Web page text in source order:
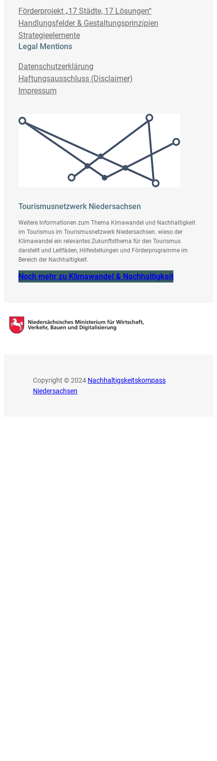
Förderprojekt „17 Städte, 17 Lösungen“
Handlungsfelder & Gestaltungsprinzipien
Strategieelemente
Legal Mentions
Datenschutzerklärung
Haftungsausschluss (Disclaimer)
Impressum
Tourismusnetzwerk Niedersachsen
Weitere Informationen zum Thema Kimawandel und Nachhaltigkeit
im Tourismus im Tourismusnetzwerk Niedersachsen. wieso der
Klimawandel ein relevantes Zukunftsthema für den Tourismus
darstellt und Leitfäden, Hilfestellungen und Förderprogramme im
Bereich der Nachhaltigkeit.
Noch mehr zu Klimawandel & Nachhaltigkeit
Copyright © 2024 Nachhaltigskeitskompass
Niedersachsen